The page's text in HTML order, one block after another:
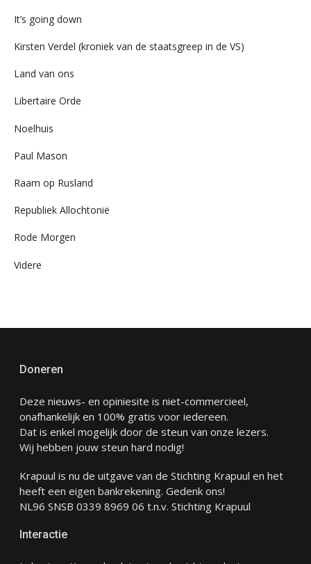
It’s going down
Kirsten Verdel (kroniek van de staatsgreep in de VS)
Land van ons
Libertaire Orde
Noelhuis
Paul Mason
Raam op Rusland
Republiek Allochtonië
Rode Morgen
Videre
Doneren
Deze nieuws- en opiniesite is niet-commercieel,
onafhankelijk en 100% gratis voor iedereen.
Dat is enkel mogelijk door de steun van onze lezers.
Wij hebben jouw steun hard nodig!
Krapuul is nu de uitgave van de Stichting Krapuul en het
heeft een eigen bankrekening. Gedenk ons!
NL96 SNSB 0339 8969 06 t.n.v. Stichting Krapuul
Interactie